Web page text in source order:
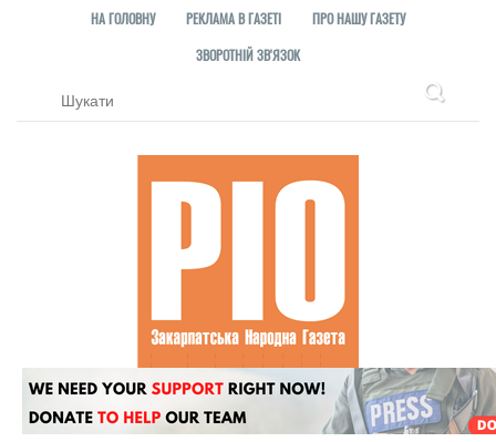
НА ГОЛОВНУ РЕКЛАМА В ГАЗЕТІ
ПРО НАШУ ГАЗЕТУ
ЗВОРОТНІЙ ЗВ'ЯЗОК